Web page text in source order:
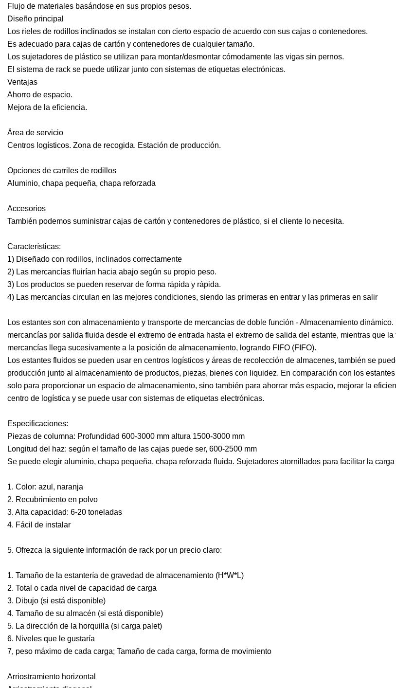
Flujo de materiales basándose en sus propios pesos.
Diseño principal
Los rieles de rodillos inclinados se instalan con cierto espacio de acuerdo con sus cajas o contenedores.
Es adecuado para cajas de cartón y contenedores de cualquier tamaño.
Los sujetadores de plástico se utilizan para montar/desmontar cómodamente las vigas sin pernos.
El sistema de rack se puede utilizar junto con sistemas de etiquetas electrónicas.
Ventajas
Ahorro de espacio.
Mejora de la eficiencia.
Área de servicio
Centros logísticos. Zona de recogida. Estación de producción.
Opciones de carriles de rodillos
Aluminio, chapa pequeña, chapa reforzada
Accesorios
También podemos suministrar cajas de cartón y contenedores de plástico, si el cliente lo necesita.
Características:
1) Diseñado con rodillos, inclinados correctamente
2) Las mercancías fluirían hacia abajo según su propio peso.
3) Los productos se pueden reservar de forma rápida y rápida.
4) Las mercancías circulan en las mejores condiciones, siendo las primeras en entrar y las primeras en salir
Los estantes son con almacenamiento y transporte de mercancías de doble función - Almacenamiento
mercancías por salida fluida desde el extremo de entrada hasta el extremo de salida del estante, mientras que
mercancías llega sucesivamente a la posición de almacenamiento, logrando FIFO (FIFO).
Los estantes fluidos se pueden usar en centros logísticos y áreas de recolección de almacenes, también se
producción junto al almacenamiento de productos, piezas, bienes con liquidez. En comparación con los
solo para proporcionar un espacio de almacenamiento, sino también para ahorrar más espacio, mejorar la
centro de logística y se puede usar con sistemas de etiquetas electrónicas.
Especificaciones:
Piezas de columna: Profundidad 600-3000 mm altura 1500-3000 mm
Longitud del haz: según el tamaño de las cajas puede ser, 600-2500 mm
Se puede elegir aluminio, chapa pequeña, chapa reforzada fluida. Sujetadores atornillados para facilitar la carga
1. Color: azul, naranja
2. Recubrimiento en polvo
3. Alta capacidad: 6-20 toneladas
4. Fácil de instalar
5. Ofrezca la siguiente información de rack por un precio claro:
1. Tamaño de la estantería de gravedad de almacenamiento (H*W*L)
2. Total o cada nivel de capacidad de carga
3. Dibujo (si está disponible)
4. Tamaño de su almacén (si está disponible)
5. La dirección de la horquilla (si carga palet)
6. Niveles que le gustaría
7, peso máximo de cada carga; Tamaño de cada carga, forma de movimiento
Arriostramiento horizontal